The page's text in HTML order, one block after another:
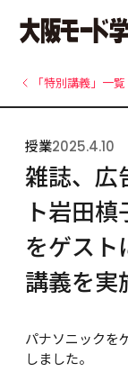
English
한국어
「特別講義」一覧
授業2025.4.10
雑誌、広
ト岩田
をゲスト
講義を実
パナソニックを
しました。